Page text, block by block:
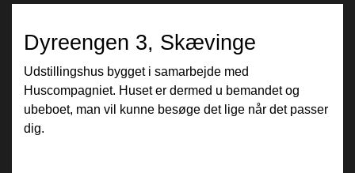
Dyreengen 3, Skævinge
Udstillingshus bygget i samarbejde med
Huscompagniet. Huset er dermed u bemandet og
ubeboet, man vil kunne besøge det lige når det passer
dig.